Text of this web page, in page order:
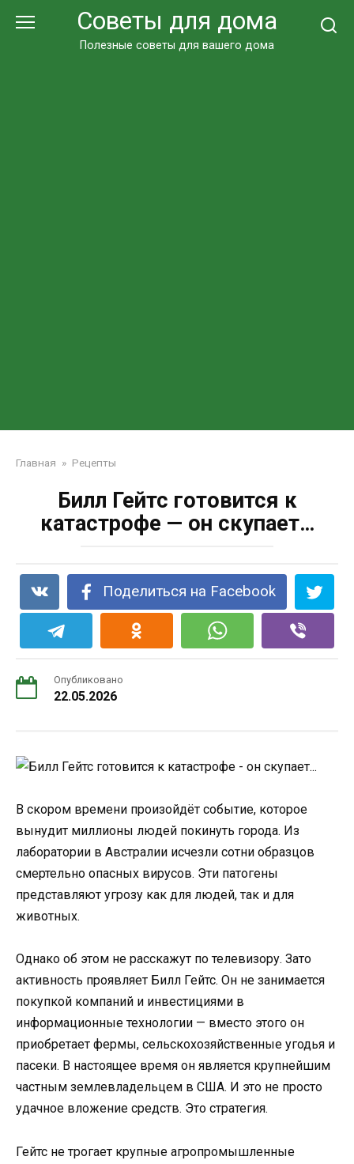
Советы для дома
Полезные советы для вашего дома
Главная » Рецепты
Билл Гейтс готовится к
катастрофе — он скупает…
Поделиться на Facebook
Опубликовано
22.05.2026
В скором времени произойдёт событие, которое
вынудит миллионы людей покинуть города. Из
лаборатории в Австралии исчезли сотни образцов
смертельно опасных вирусов. Эти патогены
представляют угрозу как для людей, так и для
животных.
Однако об этом не расскажут по телевизору. Зато
активность проявляет Билл Гейтс. Он не занимается
покупкой компаний и инвестициями в
информационные технологии — вместо этого он
приобретает фермы, сельскохозяйственные угодья и
пасеки. В настоящее время он является крупнейшим
частным землевладельцем в США. И это не просто
удачное вложение средств. Это стратегия.
Гейтс не трогает крупные агропромышленные